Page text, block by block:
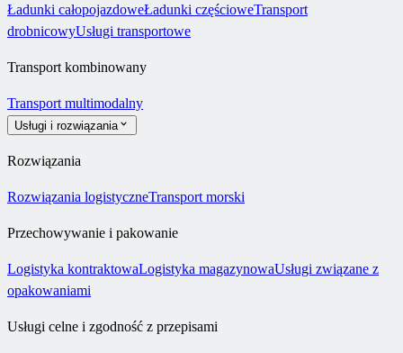
Ładunki całopojazdoweŁadunki częścioweTransport
drobnicowyUsługi transportowe
Transport kombinowany
Transport multimodalny
Usługi i rozwiązania
Rozwiązania
Rozwiązania logistyczneTransport morski
Przechowywanie i pakowanie
Logistyka kontraktowaLogistyka magazynowaUsługi związane z
opakowaniami
Usługi celne i zgodność z przepisami